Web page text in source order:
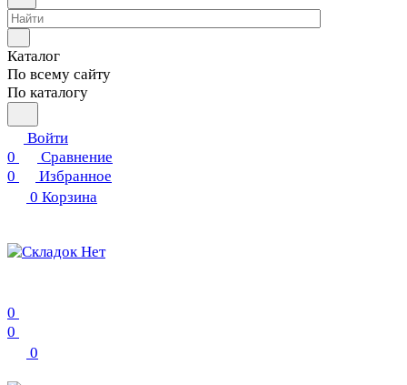
Каталог
По всему сайту
По каталогу
Войти
0
Сравнение
0
Избранное
0 Корзина
0
0
0